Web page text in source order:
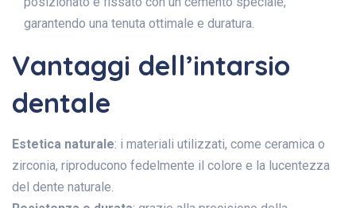
garantendo una tenuta ottimale e duratura.
Vantaggi dell’intarsio
dentale
Estetica naturale: i materiali utilizzati, come ceramica o
zirconia, riproducono fedelmente il colore e la lucentezza
del dente naturale.